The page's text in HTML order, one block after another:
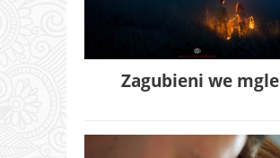
Zagubieni we mgle